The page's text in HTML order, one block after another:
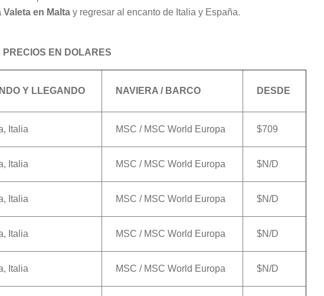
Valeta en Malta y regresar al encanto de Italia y España.
PRECIOS EN DOLARES
Y LLEGANDO NAVIERA / BARCO DESDE
Italia MSC / MSC World Europa $709
Italia MSC / MSC World Europa $N/D
Italia MSC / MSC World Europa $N/D
Italia MSC / MSC World Europa $N/D
Italia MSC / MSC World Europa $N/D